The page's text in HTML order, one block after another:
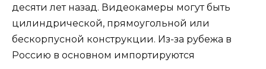
десяти лет назад. Видеокамеры могут быть
цилиндрической, прямоугольной или
бескорпусной конструкции. Из-за рубежа в
Россию в основном импортируются